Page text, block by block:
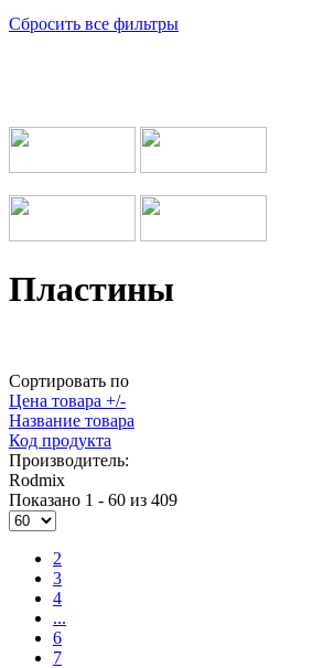
Сбросить все фильтры
Пластины
Сортировать по
Цена товара +/-
Название товара
Код продукта
Производитель:
Rodmix
Показано 1 - 60 из 409
2
3
4
...
6
7